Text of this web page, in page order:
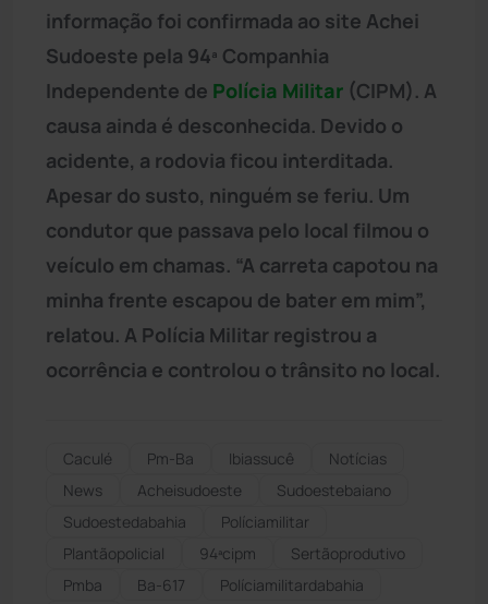
informação foi confirmada ao site Achei
Sudoeste pela 94ª Companhia
Independente de Polícia Militar (CIPM). A
causa ainda é desconhecida. Devido o
acidente, a rodovia ficou interditada.
Apesar do susto, ninguém se feriu. Um
condutor que passava pelo local filmou o
veículo em chamas. “A carreta capotou na
minha frente escapou de bater em mim”,
relatou. A Polícia Militar registrou a
ocorrência e controlou o trânsito no local.
Caculé Pm-Ba Ibiassucê
Notícias
News
Acheisudoeste
Sudoestebaiano
Sudoestedabahia
Políciamilitar
Plantãopolicial
94ªcipm
Sertãoprodutivo
Pmba
Ba-617
Políciamilitardabahia